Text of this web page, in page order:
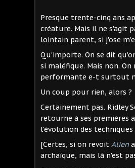
Presque trente-cinq ans
créature. Mais il ne s'agit
lointain parent, si j'ose
Qu'importe. On se dit
si maléfique. Mais non.
performante e-t surtout
Un coup pour rien, alors ?
Certainement pas. Ridley
retourne à ses premières
l'évolution des
[Certes, si on revoit Alien
archaïque, mais là n'est